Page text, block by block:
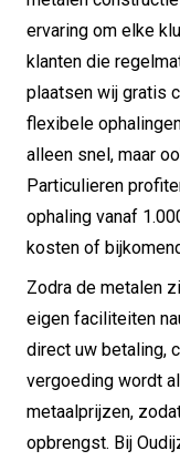
ervaring om elke
klanten die
plaatsen wij gratis
flexibele
alleen snel, maar
Particulieren
ophaling vanaf
kosten of
Zodra de metalen
eigen faciliteiten
direct uw betaling,
vergoeding wordt
metaalprijzen,
opbrengst. Bij